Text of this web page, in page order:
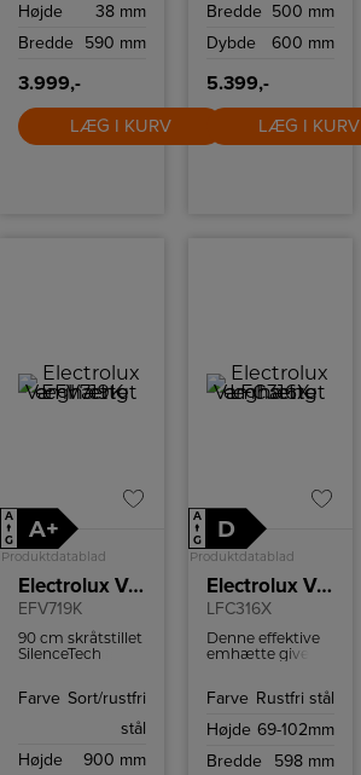
renføring.
Højde
38 mm
Bredde
590 mm
3.999,-
LÆG I KURV
måltider eller
Bredde 500 mm
Dybde
600 mm
5.399,-
LÆG I KURV
A
↑
G
A+
Produktdatablad
Electrolux Væghængt emhætte
EFV719K
90 cm skråtstillet
SilenceTech
Med Hob2Hood
emhætten styres
kogeplade med
Farve Sort/rustfri
stål
Højde
900 mm
A
↑
G
D
Produktdatablad
Electrolux Væghængt emhætte
LFC316X
Denne effektive
emhætte giver
madlavning og
køkkenet. Den
sørger for effektiv
Farve Rustfri stål
Højde 69-102mm
Bredde
598 mm